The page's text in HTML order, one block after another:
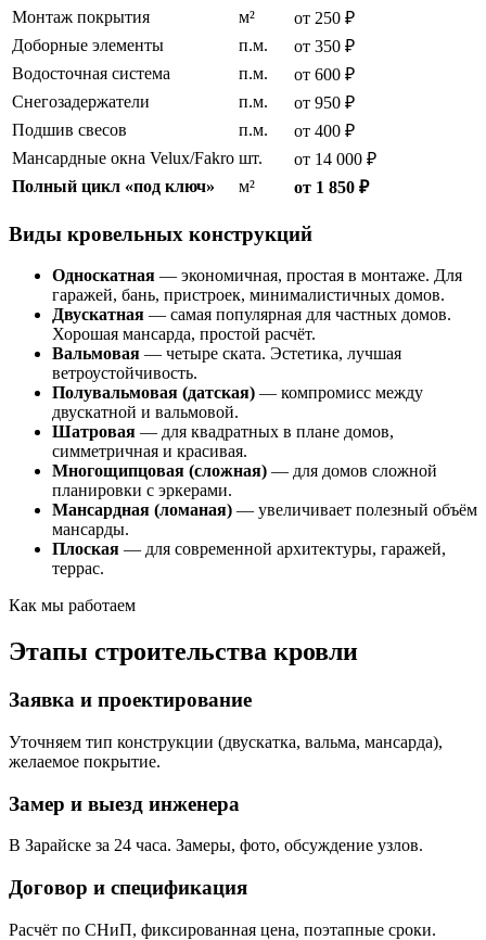
Монтаж покрытия
м²
от 250 ₽
Доборные элементы
п.м.
от 350 ₽
Водосточная система
п.м.
от 600 ₽
Снегозадержатели
п.м.
от 950 ₽
Подшив свесов
п.м.
от 400 ₽
Мансардные окна Velux/Fakro шт.
от 14 000 ₽
Полный цикл «под ключ»
м² от 1 850 ₽
Виды кровельных конструкций
Односкатная — экономичная, простая в монтаже. Для
гаражей, бань, пристроек, минималистичных домов.
Двускатная — самая популярная для частных домов.
Хорошая мансарда, простой расчёт.
Вальмовая — четыре ската. Эстетика, лучшая
ветроустойчивость.
Полувальмовая (датская) — компромисс между
двускатной и вальмовой.
Шатровая — для квадратных в плане домов,
симметричная и красивая.
Многощипцовая (сложная) — для домов сложной
планировки с эркерами.
Мансардная (ломаная) — увеличивает полезный объём
мансарды.
Плоская — для современной архитектуры, гаражей,
террас.
Как мы работаем
Этапы строительства кровли
Заявка и проектирование
Уточняем тип конструкции (двускатка, вальма, мансарда),
желаемое покрытие.
Замер и выезд инженера
В Зарайске за 24 часа. Замеры, фото, обсуждение узлов.
Договор и спецификация
Расчёт по СНиП, фиксированная цена, поэтапные сроки.